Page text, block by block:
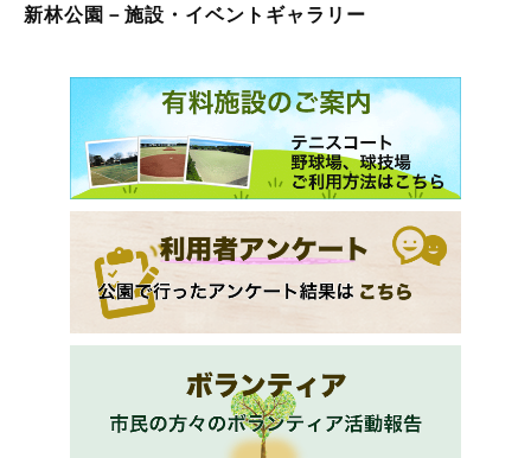
新林公園－施設・イベントギャラリー